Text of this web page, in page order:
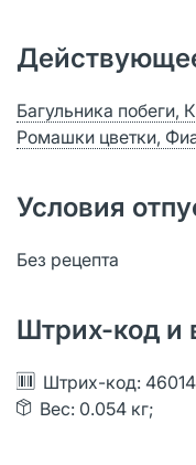
Багульника побеги,
Ромашки цветки,
Условия
Без рецепта
Штрих-код и
Штрих-код:
Вес: 0.054 кг;